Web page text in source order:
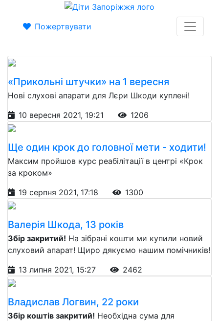
Пожертвувати
«Прикольні штучки» на 1 вересня
Нові слухові апарати для Лєри Шкоди куплені!
10 вересня 2021, 19:21
1206
Ще один крок до головної мети - ходити!
Максим пройшов курс реабілітації в центрі «Крок
за кроком»
19 серпня 2021, 17:18
1300
Валерія Шкода, 13 років
Збір закритий! На зібрані кошти ми купили новий
слуховий апарат! Щиро дякуємо нашим помічників!
13 липня 2021, 15:27
2462
Владислав Логвин, 22 роки
Збір коштів закритий! Необхідна сума для